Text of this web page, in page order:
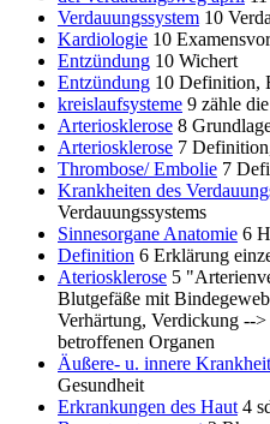
Verdauungssystem 10
Kardiologie 10
Entzündung 10 Wichert
Entzündung 10 Definition,
kreislaufsysteme 9 zähle
Arteriosklerose 8
Arteriosklerose 7
Thrombose/ Embolie 7
Krankheiten des
Verdauungssystems
Sinnesorgane Anatomie 6
Definition 6 Erklärung
Ateriosklerose 5
Blutgefäße mit
Verhärtung, Verdickung --
betroffenen Organen
Äußere- u. innere
Gesundheit
Erkrankungen des Haut 4